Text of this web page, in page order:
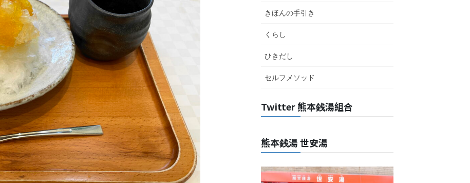
きほんの手引き
くらし
ひきだし
セルフメソッド
Twitter 熊本銭湯組合
熊本銭湯 世安湯